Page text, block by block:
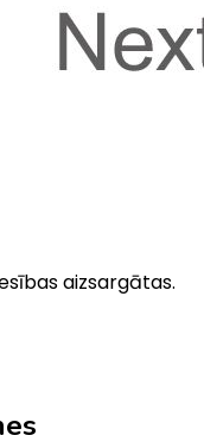
aizsargātas.